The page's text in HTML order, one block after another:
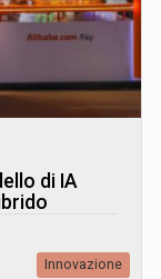
di IA
Innovazione